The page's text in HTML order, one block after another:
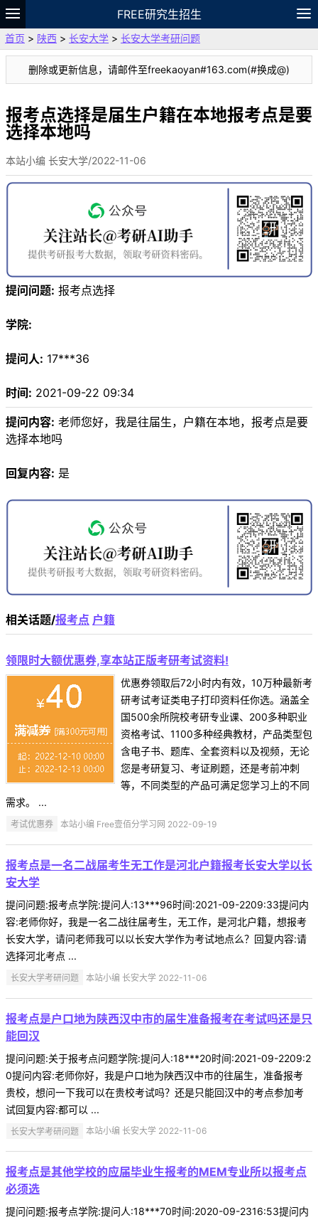
FREE研究生招生
题库
故事 专题 APP 笔记
VIP
资料
首页 > 陕西 > 长安大学 > 长安大学考研问题
删除或更新信息，请邮件至freekaoyan#163.com(#换成@)
报考点选择是届生户籍在本地报考点是要
选择本地吗
本站小编 长安大学/2022-11-06
提问问题: 报考点选择
学院:
提问人: 17***36
时间: 2021-09-22 09:34
提问内容: 老师您好，我是往届生，户籍在本地，报考点是要
选择本地吗
回复内容: 是
相关话题/报考点 户籍
领限时大额优惠券,享本站正版考研考试资料!
优惠券领取后72小时内有效，10万种最新考
研考试考证类电子打印资料任你选。涵盖全
国500余所院校考研专业课、200多种职业
资格考试、1100多种经典教材，产品类型包
含电子书、题库、全套资料以及视频，无论
您是考研复习、考证刷题，还是考前冲刺
等，不同类型的产品可满足您学习上的不同
需求。 ...
考试优惠券 本站小编 Free壹佰分学习网 2022-09-19
报考点是一名二战届考生无工作是河北户籍报考长安大学以长
安大学
提问问题:报考点学院:提问人:13***96时间:2021-09-2209:33提问内
容:老师你好，我是一名二战往届考生，无工作，是河北户籍，想报考
长安大学，请问老师我可以以长安大学作为考试地点么？回复内容:请
选择河北考点 ...
长安大学考研问题 本站小编 长安大学 2022-11-06
报考点是户口地为陕西汉中市的届生准备报考在考试吗还是只
能回汉
提问问题:关于报考点问题学院:提问人:18***20时间:2021-09-2209:2
0提问内容:老师你好，我是户口地为陕西汉中市的往届生，准备报考
贵校，想问一下我可以在贵校考试吗？还是只能回汉中的考点参加考
试回复内容:都可以 ...
长安大学考研问题 本站小编 长安大学 2022-11-06
报考点是其他学校的应届毕业生报考的MEM专业所以报考点
必须选
提问问题:报考点学院:提问人:18***70时间:2020-09-2316:53提问内